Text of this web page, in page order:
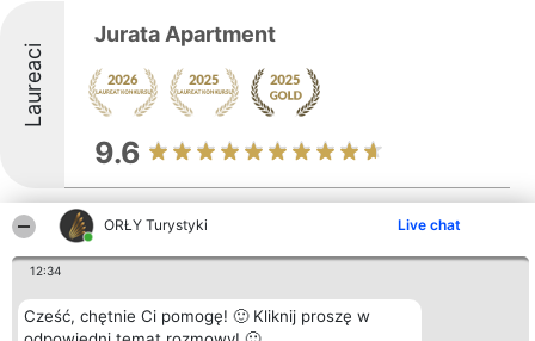
ORŁY Turystyki Live chat
12:34
Cześć, chętnie Ci pomogę! 🙂 Kliknij proszę w
Laureaci
Jurata Apartment
9.6
Jurata Residence
Jurata Residence to nowoczesny kompleks